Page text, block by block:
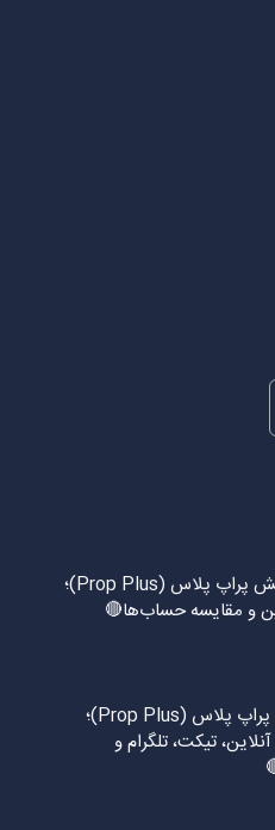
🔴انواع چالش پراپ پلاس (Prop Plus)؛
و مقایسه حساب‌ها🔴
🔴پشتیبانی پراپ پلاس (Prop Plus)؛
تیکت، تلگرام و